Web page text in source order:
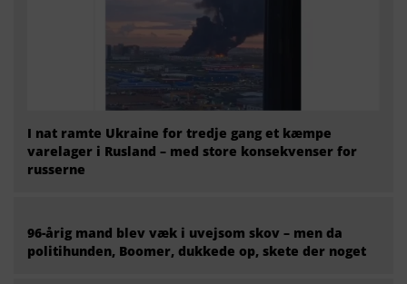
I nat ramte Ukraine for tredje gang et kæmpe
varelager i Rusland – med store konsekvenser for
russerne
96-årig mand blev væk i uvejsom skov – men da
politihunden, Boomer, dukkede op, skete der noget